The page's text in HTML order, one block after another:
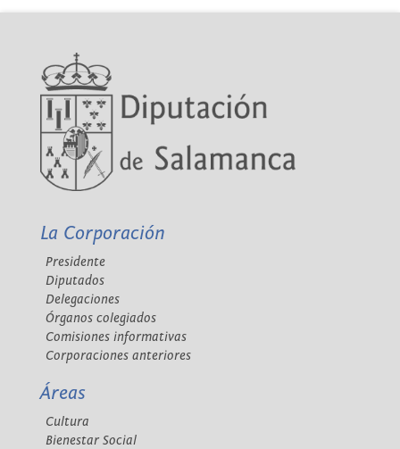
La Corporación
Presidente
Diputados
Delegaciones
Órganos colegiados
Comisiones informativas
Corporaciones anteriores
Áreas
Cultura
Bienestar Social